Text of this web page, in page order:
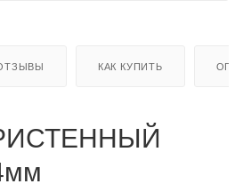
КАК КУПИТЬ